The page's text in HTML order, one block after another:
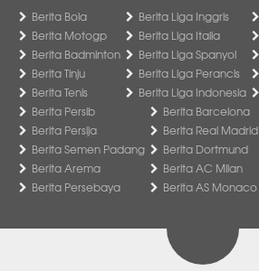
Berita Bola
Berita Motogp
Berita Badminton
Berita Tinju
Berita Tenis
Berita Liga Inggris
Berita Liga Italia
Berita Liga Spanyol
Berita Liga Perancis
Berita Liga Indonesia
Berita Persib
Berita Persija
Berita Semen Padang
Berita Arema
Berita Persebaya
Berita Barcelona
Berita Real Madrid
Berita Dortmund
Berita AC Milan
Berita AS Monaco